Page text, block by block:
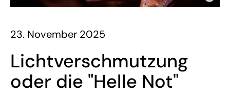
23. November 2025
Lichtverschmutzung
oder die "Helle Not"